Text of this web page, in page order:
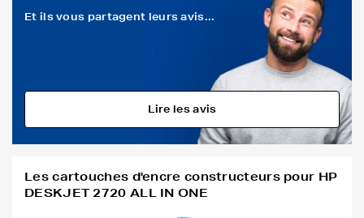
Et ils vous partagent leurs avis...
Lire les avis
Les cartouches d'encre constructeurs pour HP
DESKJET 2720 ALL IN ONE